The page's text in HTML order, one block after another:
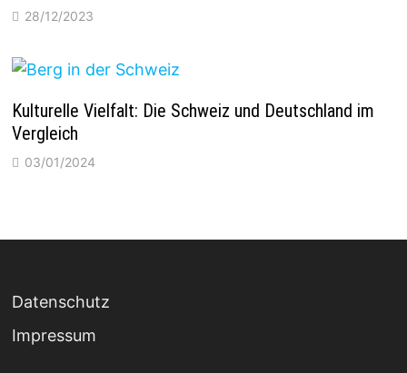
28/12/2023
Kulturelle Vielfalt: Die Schweiz und Deutschland im
Vergleich
03/01/2024
Datenschutz
Impressum